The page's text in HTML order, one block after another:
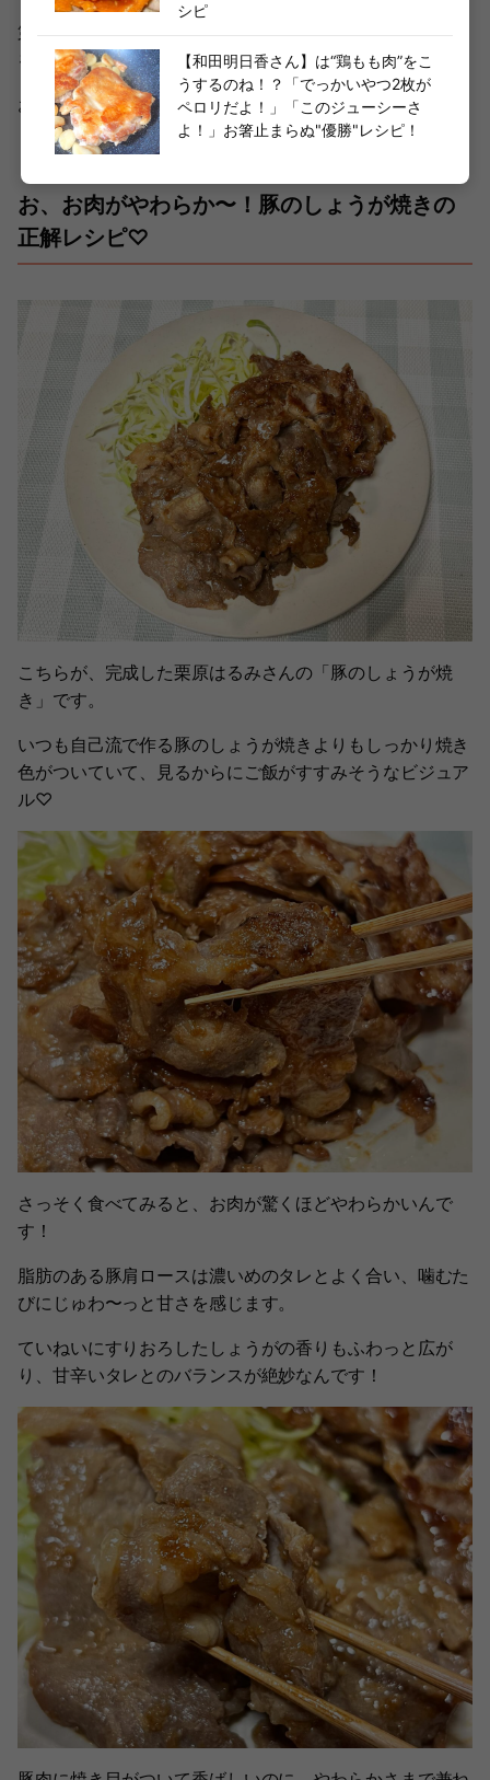
第一弾を焼き終えたら、フライパンを一度綺麗にして残り
を同様に焼きましょう。
お皿に盛り、千切りキャベツを添えたら完成です！
お、お肉がやわらか〜！豚のしょうが焼きの
正解レシピ♡
こちらが、完成した栗原はるみさんの「豚のしょうが焼
き」です。
いつも自己流で作る豚のしょうが焼きよりもしっかり焼き
色がついていて、見るからにご飯がすすみそうなビジュア
ル♡
さっそく食べてみると、お肉が驚くほどやわらかいんで
す！
脂肪のある豚肩ロースは濃いめのタレとよく合い、噛むた
びにじゅわ〜っと甘さを感じます。
ていねいにすりおろしたしょうがの香りもふわっと広が
り、甘辛いタレとのバランスが絶妙なんです！
シピ
【和田明日香さん】は“鶏もも肉”をこ
うするのね！？「でっかいやつ2枚が
ペロリだよ！」「このジューシーさ
よ！」お箸止まらぬ"優勝"レシピ！